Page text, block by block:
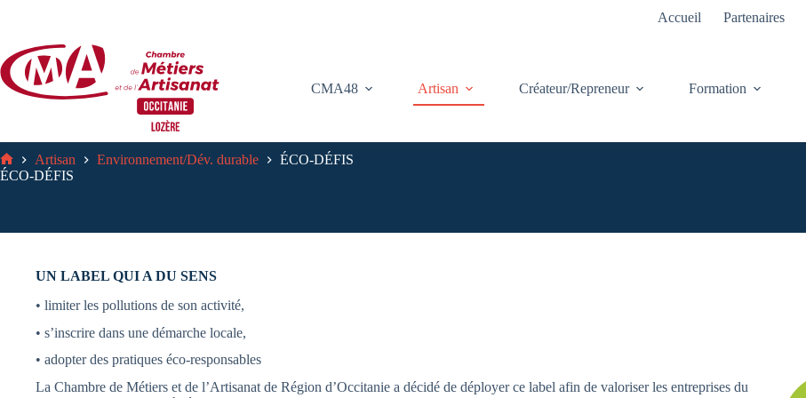
Accueil Partenaires
CMA48 Artisan Créateur/Repreneur Formation
Accueil
Artisan Environnement/Dév. durable
ÉCO-DÉFIS
ÉCO-DÉFIS
UN LABEL QUI A DU SENS
• limiter les pollutions de son activité,
• s’inscrire dans une démarche locale,
• adopter des pratiques éco-responsables
La Chambre de Métiers et de l’Artisanat de Région d’Occitanie a décidé de déployer ce label afin de valoriser les entreprises du